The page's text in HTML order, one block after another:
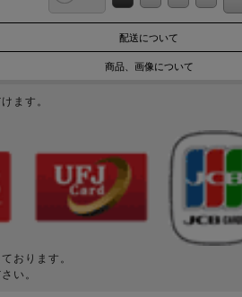
配送について
商品、画像について
ます。
おります。
い。